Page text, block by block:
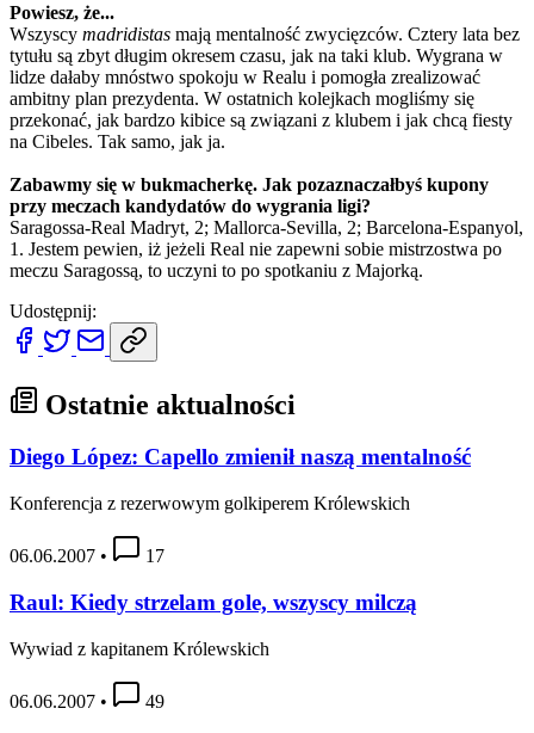
Powiesz, że...
Wszyscy madridistas mają mentalność zwycięzców. Cztery lata bez
tytułu są zbyt długim okresem czasu, jak na taki klub. Wygrana w
lidze dałaby mnóstwo spokoju w Realu i pomogła zrealizować
ambitny plan prezydenta. W ostatnich kolejkach mogliśmy się
przekonać, jak bardzo kibice są związani z klubem i jak chcą fiesty
na Cibeles. Tak samo, jak ja.
Zabawmy się w bukmacherkę. Jak pozaznaczałbyś kupony
przy meczach kandydatów do wygrania ligi?
Saragossa-Real Madryt, 2; Mallorca-Sevilla, 2; Barcelona-Espanyol,
1. Jestem pewien, iż jeżeli Real nie zapewni sobie mistrzostwa po
meczu Saragossą, to uczyni to po spotkaniu z Majorką.
Udostępnij:
Ostatnie aktualności
Diego López: Capello zmienił naszą mentalność
Konferencja z rezerwowym golkiperem Królewskich
06.06.2007 • 17
Raul: Kiedy strzelam gole, wszyscy milczą
Wywiad z kapitanem Królewskich
06.06.2007 • 49